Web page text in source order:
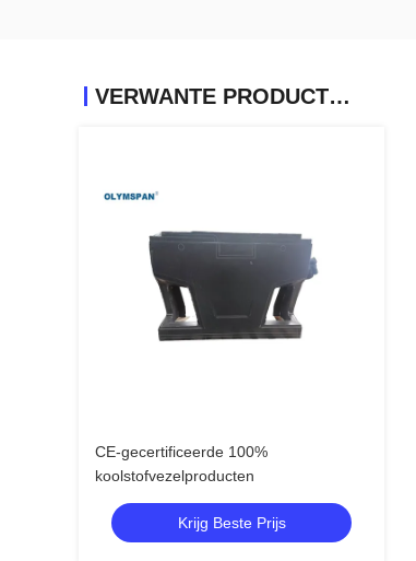
VERWANTE PRODUCTEN
CE-gecertificeerde 100%
koolstofvezelproducten
Krijg Beste Prijs